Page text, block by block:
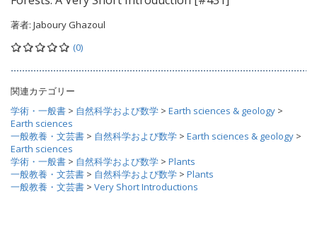
著者: Jaboury Ghazoul
(0)
関連カテゴリー
学術・一般書 > 自然科学および数学 > Earth sciences & geology >
Earth sciences
一般教養・文芸書 > 自然科学および数学 > Earth sciences & geology >
Earth sciences
学術・一般書 > 自然科学および数学 > Plants
一般教養・文芸書 > 自然科学および数学 > Plants
一般教養・文芸書 > Very Short Introductions